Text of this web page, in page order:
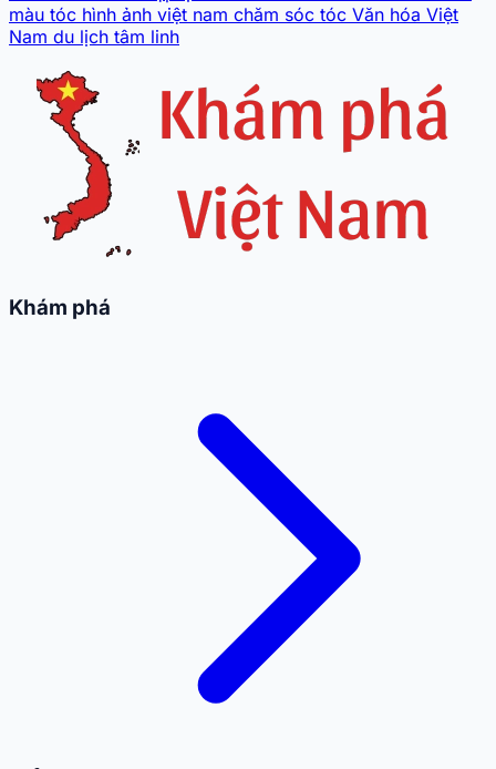
màu tóc hình ảnh việt nam chăm sóc tóc Văn hóa Việt
Nam du lịch tâm linh
Khám phá